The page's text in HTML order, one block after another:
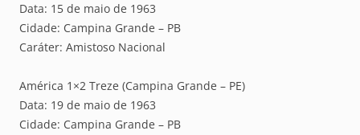
Data: 15 de maio de 1963
Cidade: Campina Grande – PB
Caráter: Amistoso Nacional
América 1×2 Treze (Campina Grande – PE)
Data: 19 de maio de 1963
Cidade: Campina Grande – PB